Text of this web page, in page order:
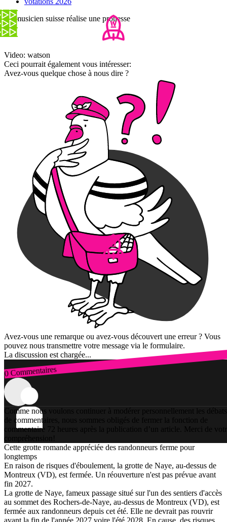
Ce musicien suisse réalise une prouesse
Video: watson
Ceci pourrait également vous intéresser:
Avez-vous quelque chose à nous dire ?
Avez-vous une remarque ou avez-vous découvert une erreur ? Vous
pouvez nous transmettre votre message via le formulaire.
La discussion est chargée...
0 Commentaires
Connexion
Comme nous voulons continuer à modérer personnellement les débats
de commentaires, nous sommes obligés de fermer la fonction de
commentaire 72 heures après la publication d’un article. Merci de
compréhension!
Cette grotte romande appréciée des randonneurs ferme pour
longtemps
En raison de risques d'éboulement, la grotte de Naye, au-dessus de
Montreux (VD), est fermée. Un réouverture n'est pas prévue avant
fin 2027.
La grotte de Naye, fameux passage situé sur l'un des sentiers d'accès
au sommet des Rochers-de-Naye, au-dessus de Montreux (VD), est
fermée aux randonneurs depuis cet été. Elle ne devrait pas rouvrir
avant la fin de l'année 2027 voire l'été 2028. En cause, des risques